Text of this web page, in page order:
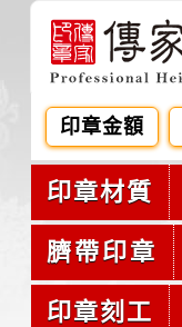
印章金額
印章材質
臍帶印章
印章刻工